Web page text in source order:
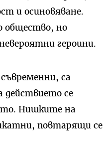
и осиновяване.
общество, но
героини.
са
действието се
Нишките на
повтарящи се